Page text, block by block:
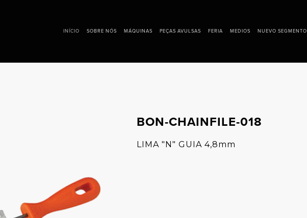
INÍCIO SOBRE NÓS MÁQUINAS PEÇAS AVULSAS FERIA MEDIOS NUEVO SEGMENTO
BON-CHAINFILE-018
LIMA "N" GUIA 4,8mm